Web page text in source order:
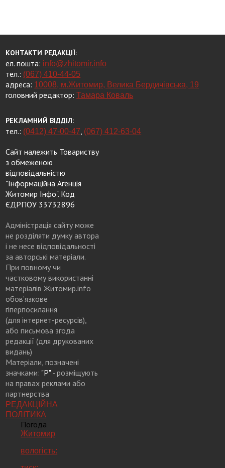
КОНТАКТИ РЕДАКЦІЇ:
ел. пошта: info@zhitomir.info
тел.: (067) 410-44-05
адреса: 10008, м.Житомир, Велика Бердичівська, 19
головний редактор:Тамара Коваль
РЕКЛАМНИЙ ВІДДІЛ:
тел.: (0412) 47-00-47, (067) 412-63-04
Сайт належить Товариству
з обмеженою
відповідальністю
"Інформаційна Агенція
Житомир Інфо". Код
ЄДРПОУ 33732896
Адміністрація сайту може
не розділяти думку автора
і не несе відповідальності
за авторські матеріали.
При повному чи
частковому використанні
матеріалів Житомир.info
обов’язкове
гіперпосилання
(для інтернет-ресурсів),
або письмова згода
редакції (для друкованих
видань)
Матеріали, позначені
значками: "Р"- розміщують
на правах реклами або
партнерства
РЕДАКЦІЙНА
ПОЛІТИКА
Погода
Житомир
вологість: